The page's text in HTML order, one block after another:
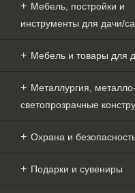
Мебель, постройки и
инструменты для дачи/
Мебель и товары для
Металлургия,
светопрозрачные
Охрана и
Подарки и сувениры